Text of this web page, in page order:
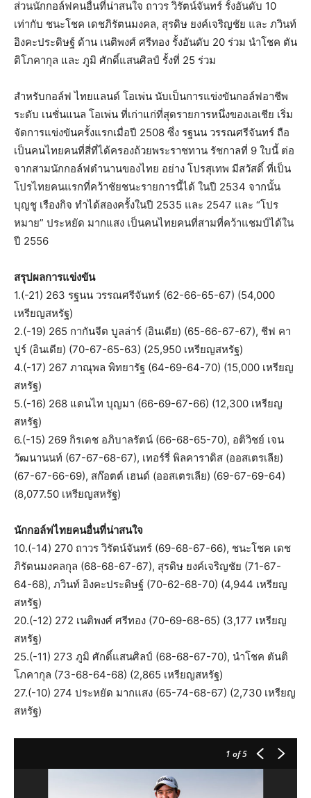
ส่วนนักกอล์ฟคนอื่นที่น่าสนใจ ถาวร วิรัตน์จันทร์ รั้งอันดับ 10
เท่ากับ ชนะโชค เดชภิรัตนมงคล, สุรดิษ ยงค์เจริญชัย และ ภวินท์
อิงคะประดิษฐ์ ด้าน เนติพงศ์ ศรีทอง รั้งอันดับ 20 ร่วม นำโชค ตัน
ติโภคากุล และ ภูมิ ศักดิ์แสนศิลป์ รั้งที่ 25 ร่วม
สำหรับกอล์ฟ ไทยแลนด์ โอเพ่น นับเป็นการแข่งขันกอล์ฟอาชีพ
ระดับ เนชั่นแนล โอเพ่น ที่เก่าแก่ที่สุดรายการหนึ่งของเอเชีย เริ่ม
จัดการแข่งขันครั้งแรกเมื่อปี 2508 ซึ่ง รฐนน วรรณศรีจันทร์ ถือ
เป็นคนไทยคนที่สี่ที่ได้ครองถ้วยพระราชทาน รัชกาลที่ 9 ใบนี้ ต่อ
จากสามนักกอล์ฟตำนานของไทย อย่าง โปรสุเทพ มีสวัสดิ์ ที่เป็น
โปรไทยคนแรกที่คว้าชัยชนะรายการนี้ได้ ในปี 2534 จากนั้น
บุญชู เรืองกิจ ทำได้สองครั้งในปี 2535 และ 2547 และ “โปร
หมาย” ประหยัด มากแสง เป็นคนไทยคนที่สามที่คว้าแชมป์ได้ใน
ปี 2556
สรุปผลการแข่งขัน
1.(-21) 263 รฐนน วรรณศรีจันทร์ (62-66-65-67) (54,000
เหรียญสหรัฐ)
2.(-19) 265 กากันจีต บูลล่าร์ (อินเดีย) (65-66-67-67), ชีฟ คา
ปูร์ (อินเดีย) (70-67-65-63) (25,950 เหรียญสหรัฐ)
4.(-17) 267 ภาณุพล พิทยารัฐ (64-69-64-70) (15,000 เหรียญ
สหรัฐ)
5.(-16) 268 แดนไท บุญมา (66-69-67-66) (12,300 เหรียญ
สหรัฐ)
6.(-15) 269 กิรเดช อภิบาลรัตน์ (66-68-65-70), อติวิชย์ เจน
วัฒนานนท์ (67-67-68-67), เทอร์รี่ พิลคาราดิส (ออสเตรเลีย)
(67-67-66-69), สก๊อตต์ เฮนด์ (ออสเตรเลีย) (69-67-69-64)
(8,077.50 เหรียญสหรัฐ)
นักกอล์ฟไทยคนอื่นที่น่าสนใจ
10.(-14) 270 ถาวร วิรัตน์จันทร์ (69-68-67-66), ชนะโชค เดช
ภิรัตนมงคลกุล (68-68-67-67), สุรดิษ ยงค์เจริญชัย (71-67-
64-68), ภวินท์ อิงคะประดิษฐ์ (70-62-68-70) (4,944 เหรียญ
สหรัฐ)
20.(-12) 272 เนติพงศ์ ศรีทอง (70-69-68-65) (3,177 เหรียญ
สหรัฐ)
25.(-11) 273 ภูมิ ศักดิ์แสนศิลป์ (68-68-67-70), นำโชค ตันติ
โภคากุล (73-68-64-68) (2,865 เหรียญสหรัฐ)
27.(-10) 274 ประหยัด มากแสง (65-74-68-67) (2,730 เหรียญ
สหรัฐ)
1 of 5